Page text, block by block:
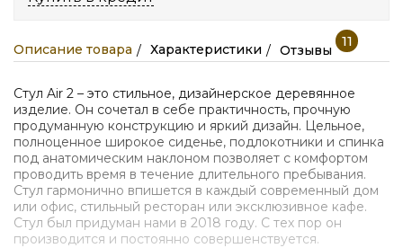
Описание товара Характеристики Отзывы
11
Стул Air 2 – это стильное, дизайнерское деревянное
изделие. Он сочетал в себе практичность, прочную
продуманную конструкцию и яркий дизайн. Цельное,
полноценное широкое сиденье, подлокотники и спинка
под анатомическим наклоном позволяет с комфортом
проводить время в течение длительного пребывания.
Стул гармонично впишется в каждый современный дом
или офис, стильный ресторан или эксклюзивное кафе.
Стул был придуман нами в 2018 году. С тех пор он
производится и постоянно совершенствуется.